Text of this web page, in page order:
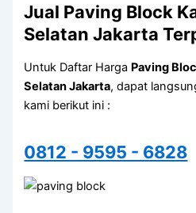
Jual Paving Block
Selatan Jakarta
Untuk Daftar Harga Paving
Selatan Jakarta, dapat
kami berikut ini :
0812 - 9595 - 6828